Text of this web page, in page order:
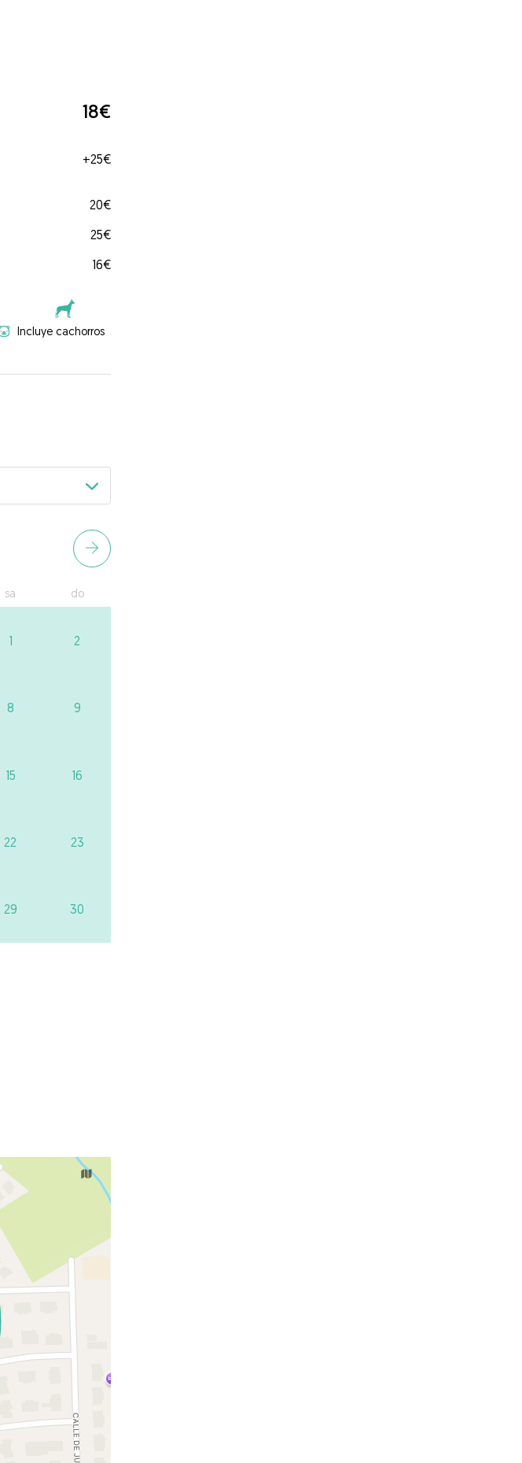
18€
+25€
20€
25€
16€
Incluye cachorros
sa do
1 2
8 9
15 16
22 23
29 30